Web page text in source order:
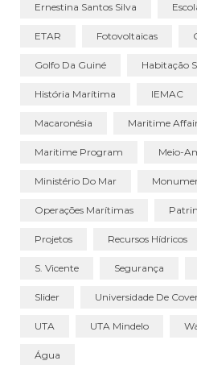
Ernestina Santos Silva
ETAR Fotovoltaicas
Golfo Da Guiné Habitação
História Marítima IEMAC
Macaronésia Maritime
Maritime Program Meio-
Ministério Do Mar
Operações Marítimas
Projetos Recursos Hídricos
S. Vicente Segurança
Slider Universidade De
UTA UTA Mindelo
Água